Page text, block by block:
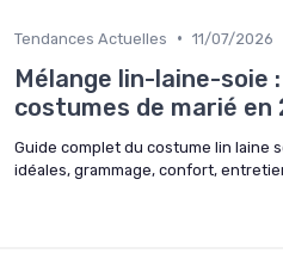
Tendances Actuelles • 11/07/2026
Mélange lin-laine-soie
costumes de marié en
Guide complet du costume lin laine
idéales, grammage, confort,